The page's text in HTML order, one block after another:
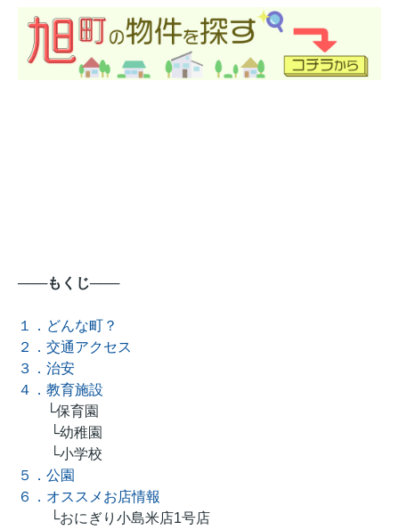
───もくじ───
１．どんな町？
２．交通アクセス
３．治安
４．教育施設
└保育園
└幼稚園
└小学校
５．公園
６．オススメお店情報
└おにぎり小島米店1号店